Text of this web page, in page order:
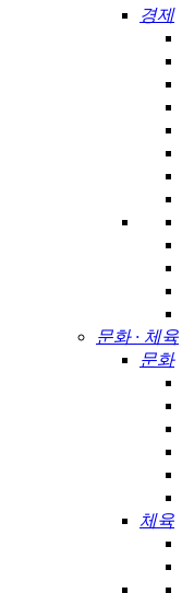
경제
문화 · 체육
문화
체육